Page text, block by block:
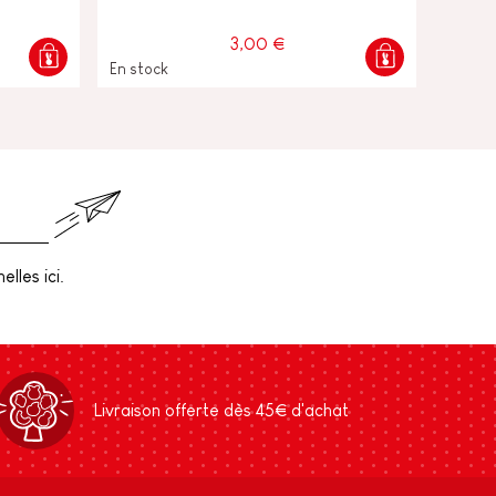
3,00 €
En stock
ici.
Livraison offerte dès 45€ d'achat